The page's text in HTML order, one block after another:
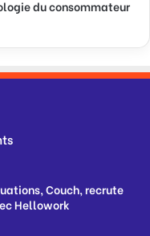
du consommateur
Couch, recrute
Hellowork